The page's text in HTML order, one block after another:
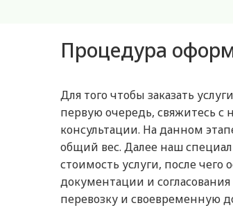
Процедура
Для того чтобы заказать
первую очередь, свяжитесь
консультации. На данном
общий вес. Далее наш
стоимость услуги, после
документации и
перевозку и своевременную